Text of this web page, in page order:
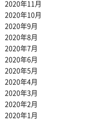
2020年11月
2020年10月
2020年9月
2020年8月
2020年7月
2020年6月
2020年5月
2020年4月
2020年3月
2020年2月
2020年1月